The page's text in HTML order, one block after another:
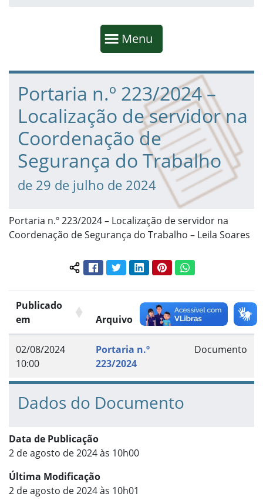
Mostrar
Menu
Fim da navegação
Início do conteúdo
Portaria n.º 223/2024 –
Localização de servidor na
Coordenação de
Segurança do Trabalho
de 29 de julho de 2024
Portaria n.º 223/2024 – Localização de servidor na
Coordenação de Segurança do Trabalho – Leila Soares
Compartilhar conteúdo:
FacebookTwitterLinkedInPinterestWhatsApp
Publicado
em
Arquivo Grupo
02/08/2024
10:00
Portaria n.º
223/2024
Documento
Dados do Documento
Data de Publicação
2 de agosto de 2024 às 10h00
Última Modificação
2 de agosto de 2024 às 10h01